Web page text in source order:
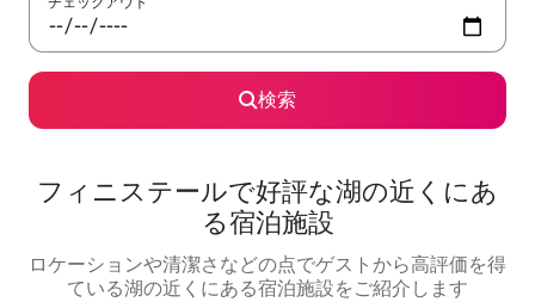
検索
フィニステールで好評な湖の近くにあ
る宿泊施設
ロケーションや清潔さなどの点でゲストから高評価を得
ている湖の近くにある宿泊施設をご紹介します